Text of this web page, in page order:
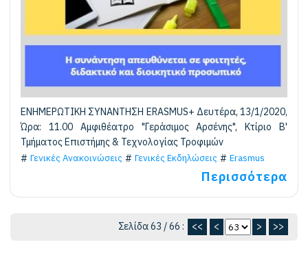
ΕΝΗΜΕΡΩΤΙΚΗ ΣΥΝΑΝΤΗΣΗ ERASMUS+ Δευτέρα, 13/1/2020,
Ώρα: 11.00 Αμφιθέατρο "Γεράσιμος Αρσένης", Κτίριο Β'
Τμήματος Επιστήμης & Τεχνολογίας Τροφιμών
Γενικές Ανακοινώσεις
Γενικές Εκδηλώσεις Erasmus
Περισσότερα
Σελίδα 63 / 66 : << < > >>